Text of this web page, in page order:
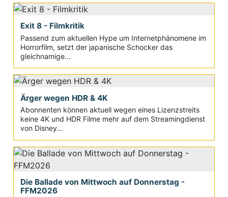
Exit 8 - Filmkritik
Passend zum aktuellen Hype um Internetphänomene im
Horrorfilm, setzt der japanische Schocker das
gleichnamige...
Ärger wegen HDR & 4K
Abonnenten können aktuell wegen eines Lizenzstreits
keine 4K und HDR Filme mehr auf dem Streamingdienst
von Disney...
Die Ballade von Mittwoch auf Donnerstag -
FFM2026